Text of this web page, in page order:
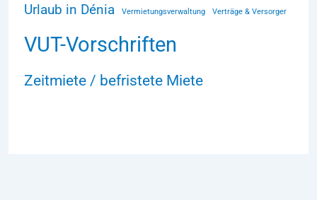
Urlaub in Dénia Vermietungsverwaltung Verträge & Versorger
VUT-Vorschriften
Zeitmiete / befristete Miete